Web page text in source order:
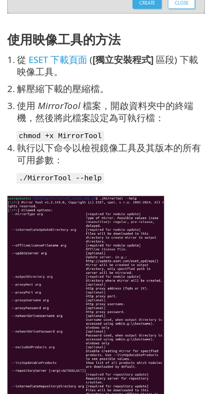
使用映像工具的方法
1. 從 ESET 下載頁面 ([獨立安裝程式] 區段) 下載
映像工具。
2. 解壓縮下載的壓縮檔。
3. 使用 MirrorTool 檔案，開啟資料夾中的終端
機，然後將此檔案設定為可執行檔：
chmod +x MirrorTool
4. 執行以下命令以檢視鏡像工具及其版本的所有
可用參數：
./MirrorTool --help